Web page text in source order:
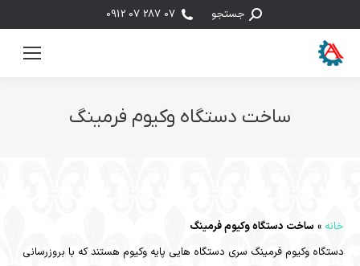
جستجو:جستجو 07 287 07 0912
ساخت دستگاه وکیوم فرمینگ
خانه » ساخت دستگاه وکیوم فرمینگ
دستگاه وکیوم فرمینگ سری دستگاه هایی پایه وکیوم هستند که با بروزرسانی